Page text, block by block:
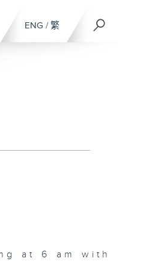
ENG / 繁
at 6 am with